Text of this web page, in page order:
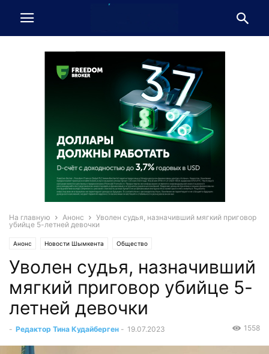
На главную Анонс
Уволен судья, назначивший мягкий приговор
убийце 5-летней девочки
Анонс Новости Шымкента Общество
Уволен судья, назначивший
мягкий приговор убийце 5-
летней девочки
- Редактор Тина Кудайберген - 19.07.2023 1558